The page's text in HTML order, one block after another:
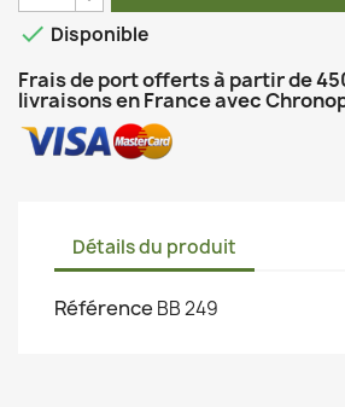
 Disponible
Frais de port offerts à partir de
livraisons en France avec
Détails du produit
Référence BB 249